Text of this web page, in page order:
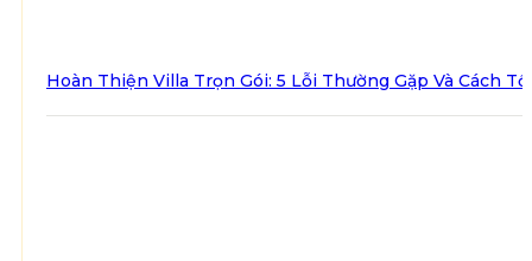
Hoàn Thiện Villa Trọn Gói: 5 Lỗi Thường Gặp Và Cách